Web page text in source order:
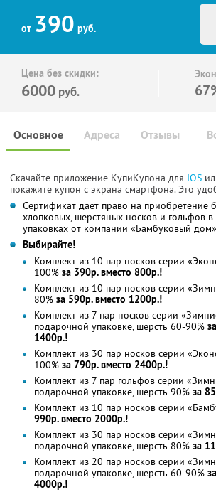
от 390 руб.
Цена без скидки:
6000 руб.
Основное Отзывы
Адреса
Скачайте приложение КупиКупона для IOS
покажите купон с экрана смартфона. Это
Сертификат дает право на приобретение
хлопковых, шерстяных носков и гольфов
упаковках от компании «Бамбуковый дом»
Выбирайте!
Комплект из 10 пар носков серии
100% за 390р. вместо 800р.!
Комплект из 10 пар носков серии
80% за 590р. вместо 1200р.!
Комплект из 7 пар носков серии
подарочной упаковке, шерсть 60-90%
1400р.!
Комплект из 30 пар носков серии
100% за 790р. вместо 2400р.!
Комплект из 7 пар гольфов серии
подарочной упаковке, шерсть 90% за
Комплект из 10 пар носков серии
990р. вместо 2000р.!
Комплект из 30 пар носков серии
подарочной упаковке, шерсть 80% за
Комплект из 20 пар носков серии
подарочной упаковке, шерсть 60-90%
4000р.!